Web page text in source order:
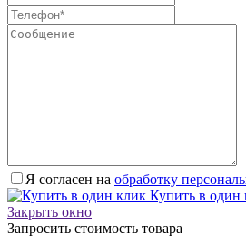
Я согласен на обработку
Купить в один
Закрыть окно
Запросить стоимость товара